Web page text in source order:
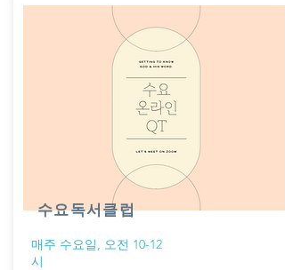
​매주 수요일, 오전 10-12
시
수요독서클럽